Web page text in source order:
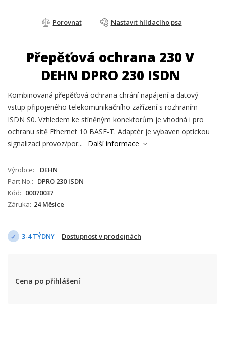
Porovnat Nastavit hlídacího psa
Přepěťová ochrana 230 V
DEHN DPRO 230 ISDN
Kombinovaná přepěťová ochrana chrání napájení a datový
vstup připojeného telekomunikačního zařízení s rozhraním
ISDN S0. Vzhledem ke stíněným konektorům je vhodná i pro
ochranu sítě Ethernet 10 BASE-T. Adaptér je vybaven optickou
signalizací provoz/por...
Další informace
Výrobce
DEHN
Part No.
DPRO 230 ISDN
Kód
00070037
Záruka 24 Měsíce
3-4 TÝDNY Dostupnost v prodejnách
Cena po přihlášení